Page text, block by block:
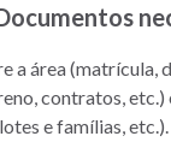
a área (matrícula,
contratos, etc.)
e famílias, etc.).